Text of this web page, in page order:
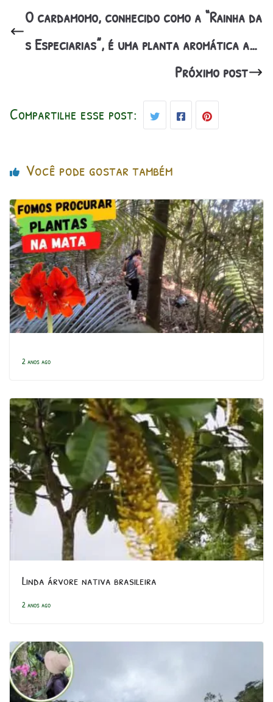
O cardamomo, conhecido como a “Rainha da
s Especiarias”, é uma planta aromática a…
Próximo post
Compartilhe esse post:
Você pode gostar também
2 anos ago
Linda árvore nativa brasileira
2 anos ago